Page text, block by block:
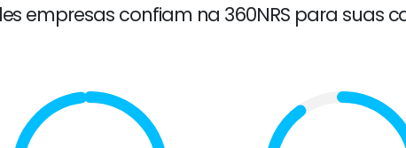
empresas confiam na 360NRS para suas